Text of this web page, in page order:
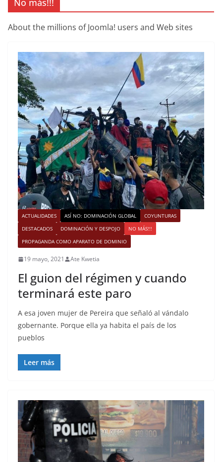
No más!!!
About the millions of Joomla! users and Web sites
ACTUALIDADES ASÍ NO: DOMINACIÓN GLOBAL
COYUNTURAS
DESTACADOS
DOMINACIÓN Y DESPOJO
NO MÁS!!!
PROPAGANDA COMO APARATO DE DOMINIO
19 mayo, 2021 Ate Kwetia
El guion del régimen y cuando
terminará este paro
A esa joven mujer de Pereira que señaló al vándalo
gobernante. Porque ella ya habita el país de los
pueblos
Leer más